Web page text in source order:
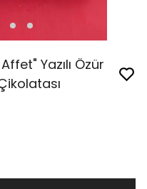
Yazılı Özür